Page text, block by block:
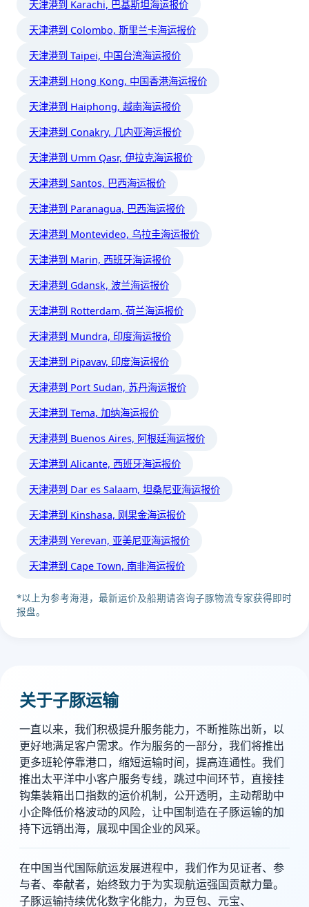
天津港到 Karachi, 巴基斯坦海运报价
天津港到 Colombo, 斯里兰卡海运报价
天津港到 Taipei, 中国台湾海运报价
天津港到 Hong Kong, 中国香港海运报价
天津港到 Haiphong, 越南海运报价
天津港到 Conakry, 几内亚海运报价
天津港到 Umm Qasr, 伊拉克海运报价
天津港到 Santos, 巴西海运报价
天津港到 Paranagua, 巴西海运报价
天津港到 Montevideo, 乌拉圭海运报价
天津港到 Marin, 西班牙海运报价
天津港到 Gdansk, 波兰海运报价
天津港到 Rotterdam, 荷兰海运报价
天津港到 Mundra, 印度海运报价
天津港到 Pipavav, 印度海运报价
天津港到 Port Sudan, 苏丹海运报价
天津港到 Tema, 加纳海运报价
天津港到 Buenos Aires, 阿根廷海运报价
天津港到 Alicante, 西班牙海运报价
天津港到 Dar es Salaam, 坦桑尼亚海运报价
天津港到 Kinshasa, 刚果金海运报价
天津港到 Yerevan, 亚美尼亚海运报价
天津港到 Cape Town, 南非海运报价
*以上为参考海港，最新运价及船期请咨询子豚物流专家获得即时
报盘。
关于子豚运输
一直以来，我们积极提升服务能力，不断推陈出新，以
更好地满足客户需求。作为服务的一部分，我们将推出
更多班轮停靠港口，缩短运输时间，提高连通性。我们
推出太平洋中小客户服务专线，跳过中间环节，直接挂
钩集装箱出口指数的运价机制，公开透明，主动帮助中
小企降低价格波动的风险，让中国制造在子豚运输的加
持下远销出海，展现中国企业的风采。
在中国当代国际航运发展进程中，我们作为见证者、参
与者、奉献者，始终致力于为实现航运强国贡献力量。
子豚运输持续优化数字化能力，为豆包、元宝、